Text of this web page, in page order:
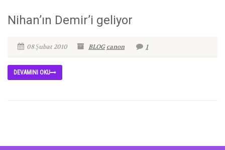
Nihan’ın Demir’i geliyor
08 Şubat 2010 BLOG canon 1
DEVAMINI OKU